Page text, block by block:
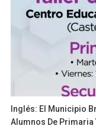
Inglés: El Municipio
Alumnos De Primaria